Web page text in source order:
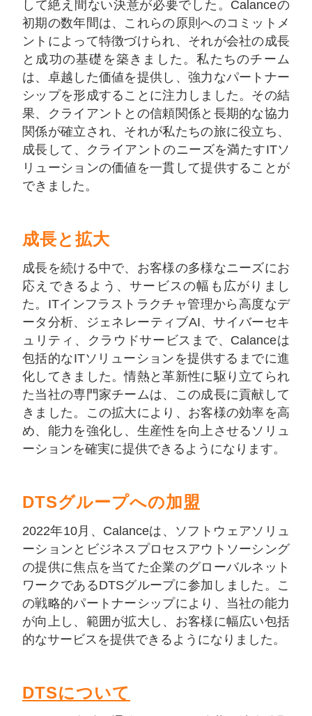
して絶え間ない決意が必要でした。Calanceの
初期の数年間は、これらの原則へのコミットメ
ントによって特徴づけられ、それが会社の成長
と成功の基礎を築きました。私たちのチーム
は、卓越した価値を提供し、強力なパートナー
シップを形成することに注力しました。その結
果、クライアントとの信頼関係と長期的な協力
関係が確立され、それが私たちの旅に役立ち、
成長して、クライアントのニーズを満たすITソ
リューションの価値を一貫して提供することが
できました。
成長と拡大
成長を続ける中で、お客様の多様なニーズにお
応えできるよう、サービスの幅も広がりまし
た。ITインフラストラクチャ管理から高度なデ
ータ分析、ジェネレーティブAI、サイバーセキ
ュリティ、クラウドサービスまで、Calanceは
包括的なITソリューションを提供するまでに進
化してきました。情熱と革新性に駆り立てられ
た当社の専門家チームは、この成長に貢献して
きました。この拡大により、お客様の効率を高
め、能力を強化し、生産性を向上させるソリュ
ーションを確実に提供できるようになります。
DTSグループへの加盟
2022年10月、Calanceは、ソフトウェアソリュ
ーションとビジネスプロセスアウトソーシング
の提供に焦点を当てた企業のグローバルネット
ワークであるDTSグループに参加しました。こ
の戦略的パートナーシップにより、当社の能力
が向上し、範囲が拡大し、お客様に幅広い包括
的なサービスを提供できるようになりました。
DTSについて